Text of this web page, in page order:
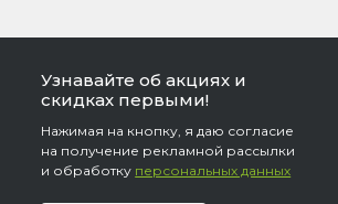
Узнавайте об акциях и
скидках первыми!
Нажимая на кнопку, я даю согласие
на получение рекламной рассылки
и обработку персональных данных